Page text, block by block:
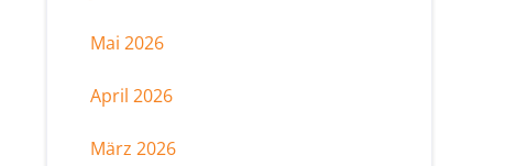
Mai 2026
April 2026
März 2026